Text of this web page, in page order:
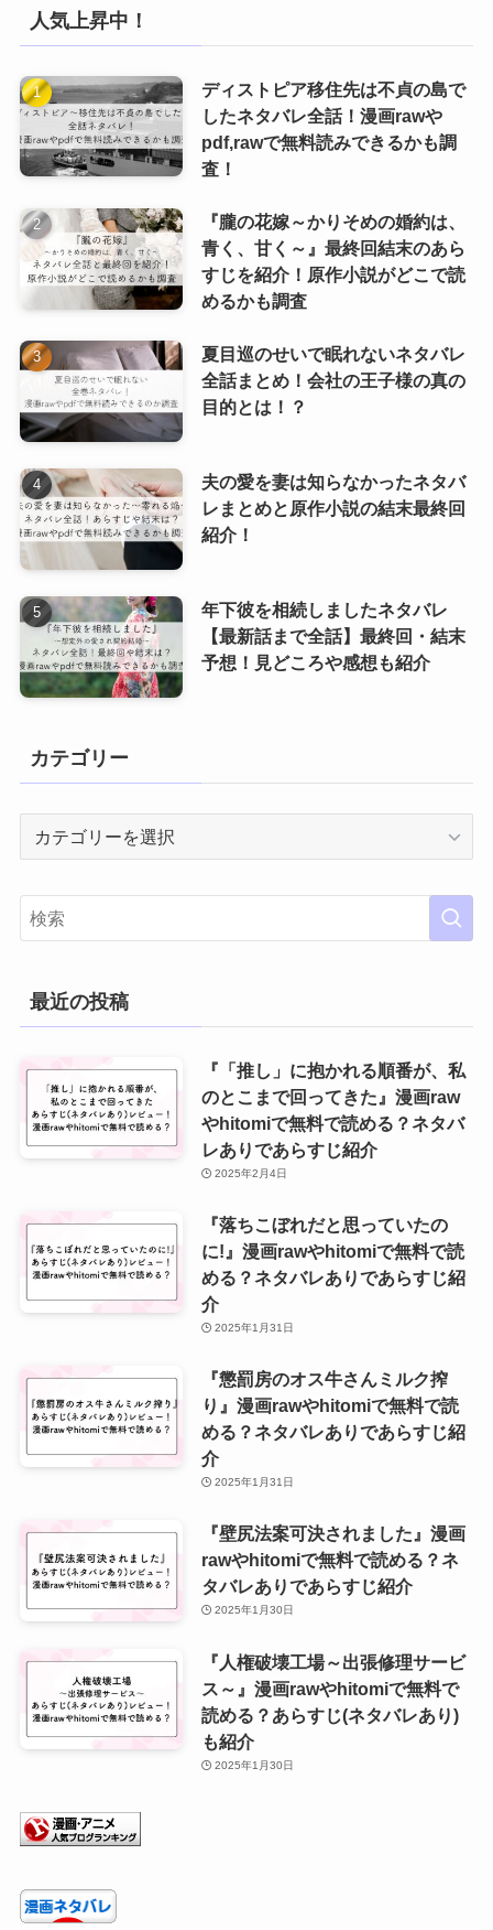
人気上昇中！
ディストピア移住先は不貞の島で
したネタバレ全話！漫画rawや
pdf,rawで無料読みできるかも調
査！
『朧の花嫁～かりそめの婚約は、
青く、甘く～』最終回結末のあら
すじを紹介！原作小説がどこで読
めるかも調査
夏目巡のせいで眠れないネタバレ
全話まとめ！会社の王子様の真の
目的とは！？
夫の愛を妻は知らなかったネタバ
レまとめと原作小説の結末最終回
紹介！
年下彼を相続しましたネタバレ
【最新話まで全話】最終回・結末
予想！見どころや感想も紹介
カテゴリー
リ
ー
最近の投稿
『「推し」に抱かれる順番が、私
のとこまで回ってきた』漫画raw
やhitomiで無料で読める？ネタバ
レありであらすじ紹介
2025年2月4日
『落ちこぼれだと思っていたの
に!』漫画rawやhitomiで無料で読
める？ネタバレありであらすじ紹
介
2025年1月31日
『懲罰房のオス牛さんミルク搾
り』漫画rawやhitomiで無料で読
める？ネタバレありであらすじ紹
介
2025年1月31日
『壁尻法案可決されました』漫画
rawやhitomiで無料で読める？ネ
タバレありであらすじ紹介
2025年1月30日
『人権破壊工場～出張修理サービ
ス～』漫画rawやhitomiで無料で
読める？あらすじ(ネタバレあり)
も紹介
2025年1月30日